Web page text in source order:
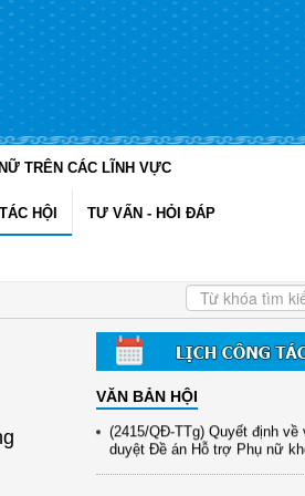
TRÊN CÁC LĨNH VỰC
HỘI TƯ VẤN - HỎI ĐÁP
VĂN BẢN HỘI
(12/TB-HĐKH) V/v đăng ký, đề
(898/KH/ĐCT) Kế hoạch thực
Chương trình mục tiêu quốc
(891/KH-ĐCT) Kế hoạch thực
quyết số 72-NQ/TW ngày 9/9/
...
(2415/QĐ-TTg) Quyết định về
duyệt Đề án Hỗ trợ Phụ nữ